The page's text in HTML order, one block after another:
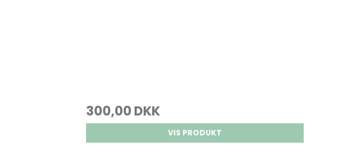
300,00 DKK
VIS PRODUKT